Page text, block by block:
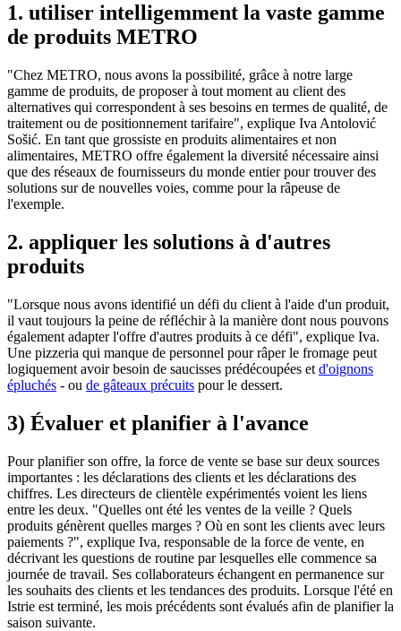
1. utiliser intelligemment la vaste gamme
de produits METRO
"Chez METRO, nous avons la possibilité, grâce à notre large
gamme de produits, de proposer à tout moment au client des
alternatives qui correspondent à ses besoins en termes de qualité, de
traitement ou de positionnement tarifaire", explique Iva Antolović
Sošić. En tant que grossiste en produits alimentaires et non
alimentaires, METRO offre également la diversité nécessaire ainsi
que des réseaux de fournisseurs du monde entier pour trouver des
solutions sur de nouvelles voies, comme pour la râpeuse de
l'exemple.
2. appliquer les solutions à d'autres
produits
"Lorsque nous avons identifié un défi du client à l'aide d'un produit,
il vaut toujours la peine de réfléchir à la manière dont nous pouvons
également adapter l'offre d'autres produits à ce défi", explique Iva.
Une pizzeria qui manque de personnel pour râper le fromage peut
logiquement avoir besoin de saucisses prédécoupées et d'oignons
épluchés - ou de gâteaux précuits pour le dessert.
3) Évaluer et planifier à l'avance
Pour planifier son offre, la force de vente se base sur deux sources
importantes : les déclarations des clients et les déclarations des
chiffres. Les directeurs de clientèle expérimentés voient les liens
entre les deux. "Quelles ont été les ventes de la veille ? Quels
produits génèrent quelles marges ? Où en sont les clients avec leurs
paiements ?", explique Iva, responsable de la force de vente, en
décrivant les questions de routine par lesquelles elle commence sa
journée de travail. Ses collaborateurs échangent en permanence sur
les souhaits des clients et les tendances des produits. Lorsque l'été en
Istrie est terminé, les mois précédents sont évalués afin de planifier la
saison suivante.